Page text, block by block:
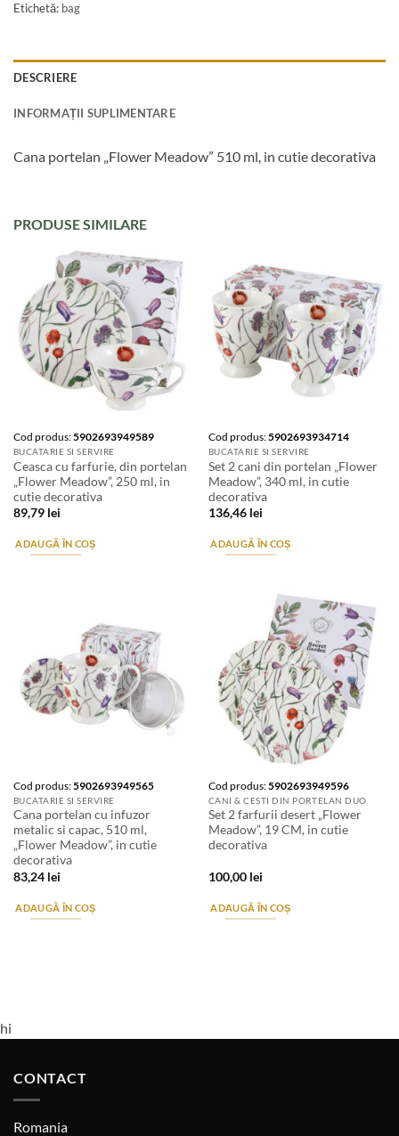
Etichetă: bag
DESCRIERE
INFORMAȚII SUPLIMENTARE
Cana portelan „Flower Meadow” 510 ml, in cutie decorativa
PRODUSE SIMILARE
Cod produs:5902693949589
BUCATARIE SI SERVIRE
Ceasca cu farfurie, din portelan
„Flower Meadow”, 250 ml, in
cutie decorativa
89,79 lei
ADAUGĂ ÎN COȘ
Cod produs:5902693934714
BUCATARIE SI SERVIRE
Set 2 cani din portelan „Flower
Meadow”, 340 ml, in cutie
decorativa
136,46 lei
ADAUGĂ ÎN COȘ
Cod produs:5902693949565
BUCATARIE SI SERVIRE
Cana portelan cu infuzor
metalic si capac, 510 ml,
„Flower Meadow”, in cutie
decorativa
83,24 lei
ADAUGĂ ÎN COȘ
Cod produs:5902693949596
CANI & CESTI DIN PORTELAN DUO
Set 2 farfurii desert „Flower
Meadow”, 19 CM, in cutie
decorativa
100,00 lei
ADAUGĂ ÎN COȘ
hi
CONTACT
Romania